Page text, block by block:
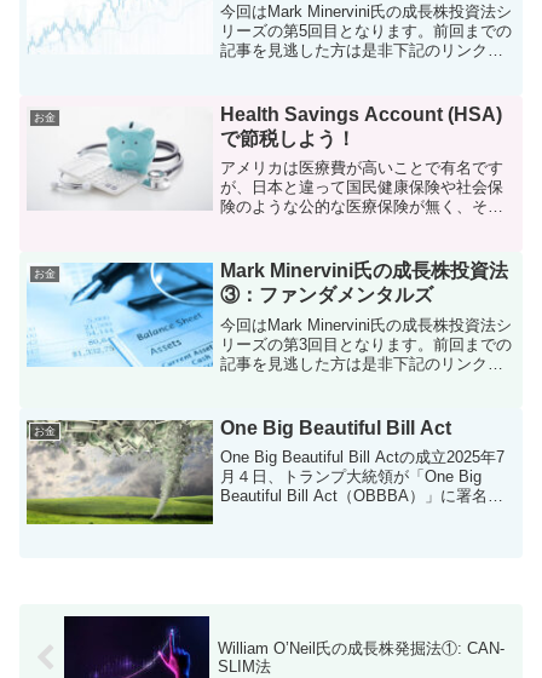
今回はMark Minervini氏の成長株投資法シ
リーズの第5回目となります。前回までの
記事を見逃した方は是非下記のリンクか
入してしっかりと咀嚼していただけ...
お金
Health Savings Account (HSA)
で節税しよう！
アメリカは医療費が高いことで有名です
が、日本と違って国民健康保険や社会保
険のような公的な医療保険が無く、それ
ます。民間の医療保険のプランは無数に
あり、一体どれを選べば良...
お金
Mark Minervini氏の成長株投資法
③：ファンダメンタルズ
今回はMark Minervini氏の成長株投資法シ
リーズの第3回目となります。前回までの
記事を見逃した方は是非下記のリンクか
入してしっかりと咀嚼していただけ...
お金 One Big Beautiful Bill Act
One Big Beautiful Bill Actの成立2025年7
月４日、トランプ大統領が「One Big
Beautiful Bill Act（OBBBA）」に署名
William O’Neil氏の成長株発掘法①: CAN-
SLIM法